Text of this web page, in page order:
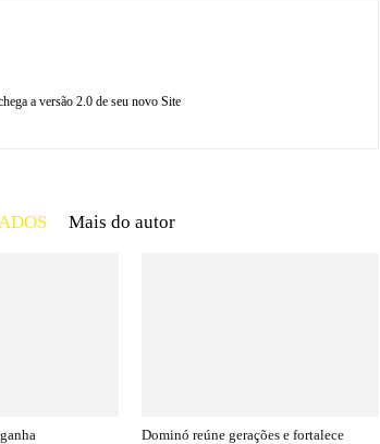
a versão 2.0 de seu novo Site
Mais do autor
Dominó reúne gerações e fortalece